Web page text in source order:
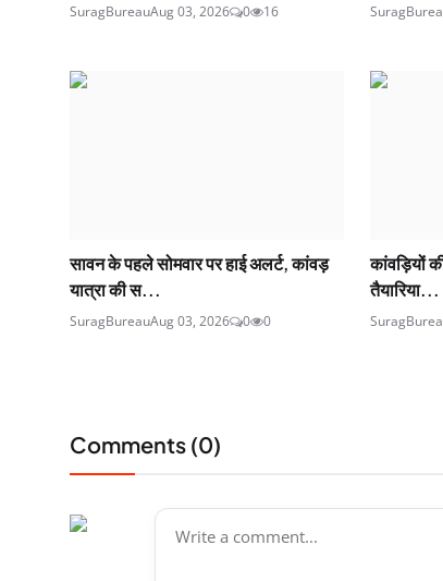
SuragBureauAug 03, 2026 0 16
सावन के पहले सोमवार पर हाई अलर्ट, कांवड़
यात्रा की स...
SuragBureauAug 03, 2026 0 0
कांवड़ियों
तैयारिया...
Comments (0)